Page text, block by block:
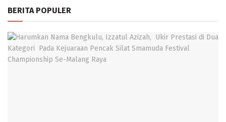
BERITA POPULER